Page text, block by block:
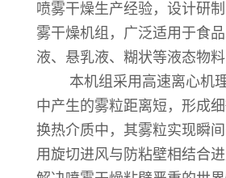
喷雾干燥生产经验，设计研
雾干燥机组，广泛适用于食
液、悬乳液、糊状等液态物料
本机组采用高速离心机理
中产生的雾粒距离短，形成
换热介质中，其雾粒实现瞬
用旋切进风与防粘壁相结合